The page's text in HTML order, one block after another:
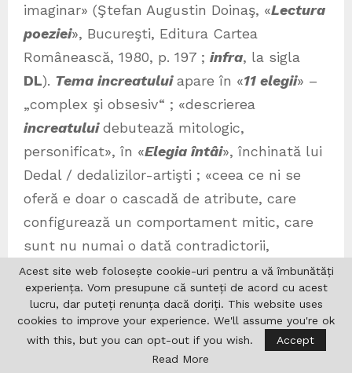
imaginar» (Ştefan Augustin Doinaş, «Lectura
poeziei», Bucureşti, Editura Cartea
Românească, 1980, p. 197 ; infra, la sigla
DL). Tema increatuluiapare în «11 elegii» –
„complex şi obsesiv“ ; «descrierea
increatuluidebutează mitologic,
personificat», în «Elegia întâi», închinată lui
Dedal / dedalizilor-artişti ; «ceea ce ni se
oferă e doar o cascadă de atribute, care
configurează un comportament mitic, care
sunt nu numai o dată contradictorii,
definind o realitate antinomică („El este
înlăuntrul – desăvârşit, / şi, / deşi fără
margini, e profund / limitat. / Dar de văzut
nu se vede.“) ; în fondincreatule
potenţialitate plină, deoarece – fiinţă
Acest site web folosește cookie-uri pentru a vă îmbunătăți
experiența. Vom presupune că sunteți de acord cu acest
lucru, dar puteți renunța dacă doriți. This website uses
cookies to improve your experience. We'll assume you're ok
with this, but you can opt-out if you wish.
Accept
Read More